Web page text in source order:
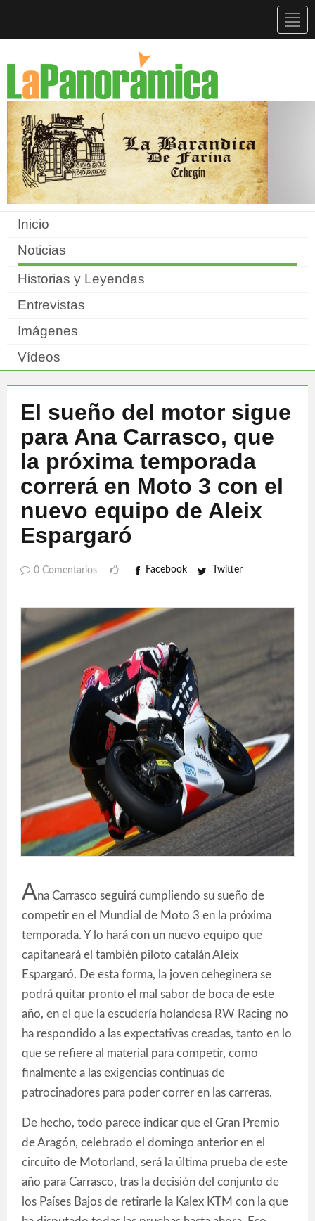
Inicio
Noticias
Historias y Leyendas
Entrevistas
Imágenes
Vídeos
El sueño del motor sigue
para Ana Carrasco, que
la próxima temporada
correrá en Moto 3 con el
nuevo equipo de Aleix
Espargaró
0 Comentarios Facebook Twitter
Ana Carrasco seguirá cumpliendo su sueño de
competir en el Mundial de Moto 3 en la próxima
temporada. Y lo hará con un nuevo equipo que
capitaneará el también piloto catalán Aleix
Espargaró. De esta forma, la joven ceheginera se
podrá quitar pronto el mal sabor de boca de este
año, en el que la escudería holandesa RW Racing no
ha respondido a las expectativas creadas, tanto en lo
que se refiere al material para competir, como
finalmente a las exigencias continuas de
patrocinadores para poder correr en las carreras.
De hecho, todo parece indicar que el Gran Premio
de Aragón, celebrado el domingo anterior en el
circuito de Motorland, será la última prueba de este
año para Carrasco, tras la decisión del conjunto de
los Países Bajos de retirarle la Kalex KTM con la que